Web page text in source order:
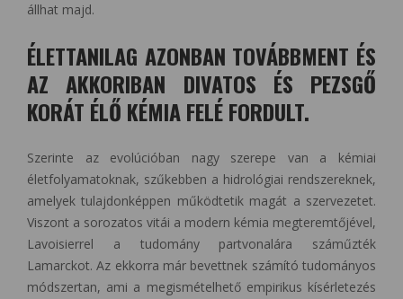
állhat majd.
ÉLETTANILAG AZONBAN TOVÁBBMENT ÉS
AZ AKKORIBAN DIVATOS ÉS PEZSGŐ
KORÁT ÉLŐ KÉMIA FELÉ FORDULT.
Szerinte az evolúcióban nagy szerepe van a kémiai
életfolyamatoknak, szűkebben a hidrológiai rendszereknek,
amelyek tulajdonképpen működtetik magát a szervezetet.
Viszont a sorozatos vitái a modern kémia megteremtőjével,
Lavoisierrel a tudomány partvonalára száműzték
Lamarckot. Az ekkorra már bevettnek számító tudományos
módszertan, ami a megismételhető empirikus kísérletezés